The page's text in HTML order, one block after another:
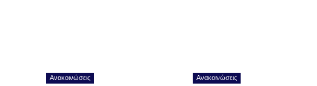
Ανακοινώσεις Ανακοινώσεις